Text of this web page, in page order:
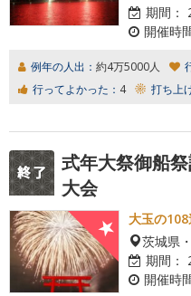
期間：
開催時
例年の人出： 約4万5000人
行ってよかった： 4 打ち上
式年大祭御船
大会
大玉の
茨城県
期間：
開催時